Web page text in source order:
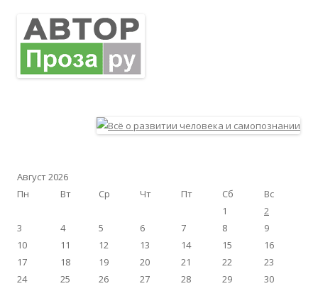
Август 2026
Пн
Вт Ср Чт Пт Сб
Вс
1
2
3
4 5 6 7 8
9
10
11 12 13 14 15
16
17
18 19 20 21 22
23
24
25 26 27 28 29
30